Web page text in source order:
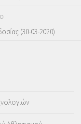
(30-03-2020)